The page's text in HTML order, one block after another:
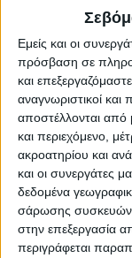
Εμείς και οι
πρόσβαση σε
και
αναγνωριστικοί
αποστέλλονται από
και περιεχόμενο,
ακροατηρίου και
και οι συνεργάτες
δεδομένα
σάρωσης συσκευών.
στην επεξεργασία
περιγράφεται
φόρων θα
δεύτερο μισό
να
Ερωτηθείς
εξήγησε ότι
αυξάνουμε
Υγεία. Όλοι
προσλήψεις.
χώρο των